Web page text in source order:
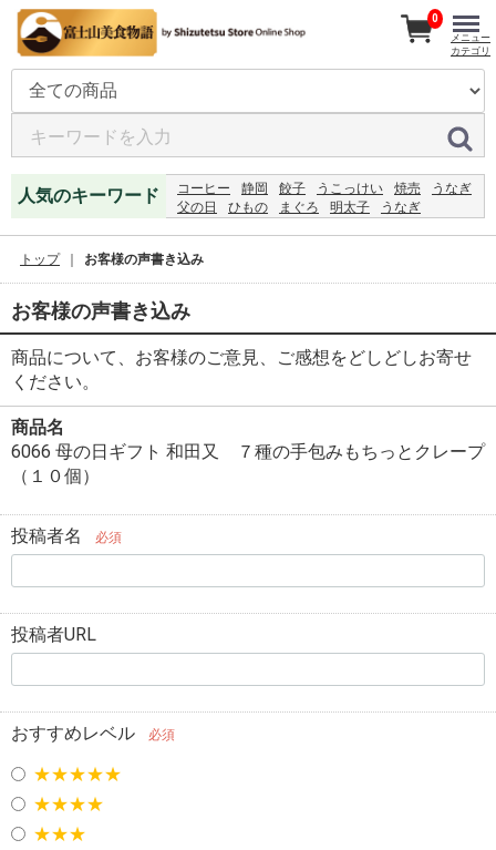
人気のキーワード コーヒー 静岡 餃子 うこっけい 焼売
うなぎ
父の日
ひもの まぐろ 明太子
うなぎ
0
メニュー
カテゴリ
トップ お客様の声書き込み
お客様の声書き込み
商品について、お客様のご意見、ご感想をどしどしお寄せ
ください。
商品名
6066 母の日ギフト 和田又 ７種の手包みもちっとクレープ
（１０個）
投稿者名 必須
投稿者URL
おすすめレベル 必須
★★★★★
★★★★
★★★